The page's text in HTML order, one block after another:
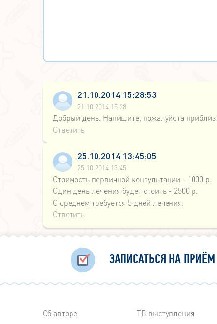
21.10.2014 15:28:53
21.10.2014 15:28
Добрый день. Напишите, пожалуйста
Ответить
25.10.2014 13:45:05
25.10.2014 13:45
Стоимость первичной консультации - 1000 р.
Один день лечения будет стоить - 2500 р.
С среднем требуется 5 дней лечения.
Ответить
ЗАПИСАТЬСЯ НА ПРИЁМ
Об авторе
ТВ выступления